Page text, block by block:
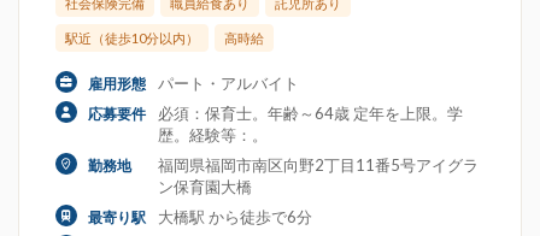
駅近（徒歩10分以内） 高時給
雇用形態 パート・アルバイト
応募要件
必須：保育士。年齢～64歳 定年を上限。学
歴。経験等：。
勤務地
福岡県福岡市南区向野2丁目11番5号アイグラ
ン保育園大橋
最寄り駅 大橋駅 から徒歩で6分